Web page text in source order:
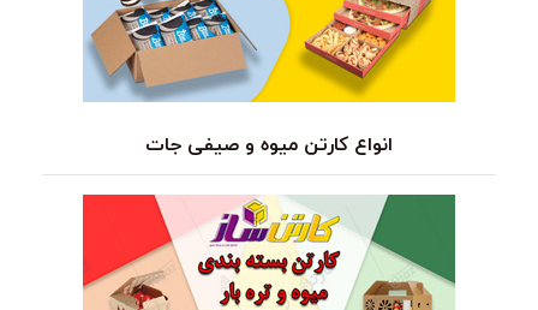
انواع کارتن میوه و صیفی جات